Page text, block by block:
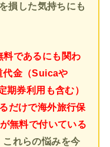
損した気持ちにも
料であるにも関わ
代金（Suicaや
期券利用も含む）
だけで海外旅行保
無料で付いている
れらの悩みを今